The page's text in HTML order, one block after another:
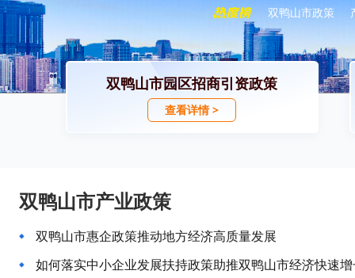
双鸭山市政策
双鸭山市园区招商引资政策
查看详情 >
双鸭山市产业政策
双鸭山市惠企政策推动地方经济高质量发展
如何落实中小企业发展扶持政策助推双鸭山市经济快速